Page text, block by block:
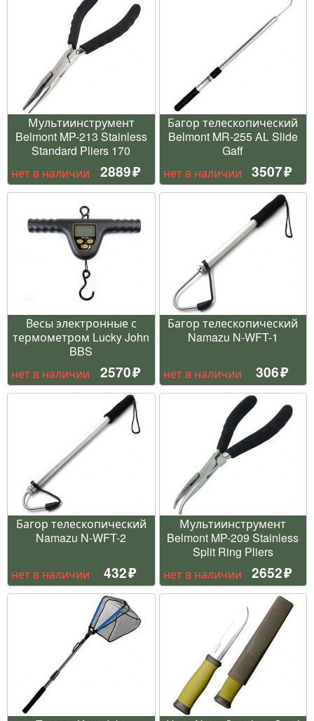
Мультиинструмент
Belmont MP-213 Stainless
Standard Pliers 170
нет в наличии
2889
Багор телескопический
Belmont MR-255 AL Slide
Gaff
нет в наличии
3507
Весы электронные с
термометром Lucky John
BBS
нет в наличии
2570
Багор телескопический
Namazu N-WFT-1
нет в наличии 306
Багор телескопический
Namazu N-WFT-2
нет в наличии 432
Мультиинструмент
Belmont MP-209 Stainless
Split Ring Pliers
нет в наличии
2652